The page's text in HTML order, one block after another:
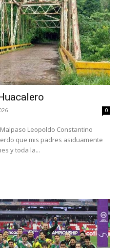
0
Leopoldo Constantino
y toda la...